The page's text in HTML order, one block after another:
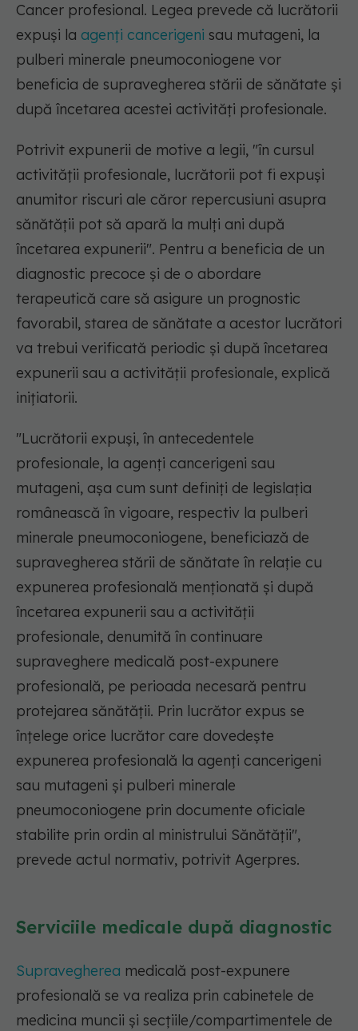
Cancer profesional. Legea prevede că lucrătorii
expuşi la agenţi cancerigeni sau mutageni, la
pulberi minerale pneumoconiogene vor
beneficia de supravegherea stării de sănătate şi
după încetarea acestei activităţi profesionale.
Potrivit expunerii de motive a legii, "în cursul
activităţii profesionale, lucrătorii pot fi expuşi
anumitor riscuri ale căror repercusiuni asupra
sănătăţii pot să apară la mulţi ani după
încetarea expunerii". Pentru a beneficia de un
diagnostic precoce şi de o abordare
terapeutică care să asigure un prognostic
favorabil, starea de sănătate a acestor lucrători
va trebui verificată periodic şi după încetarea
expunerii sau a activităţii profesionale, explică
iniţiatorii.
"Lucrătorii expuşi, în antecedentele
profesionale, la agenţi cancerigeni sau
mutageni, aşa cum sunt definiţi de legislaţia
românească în vigoare, respectiv la pulberi
minerale pneumoconiogene, beneficiază de
supravegherea stării de sănătate în relaţie cu
expunerea profesională menţionată şi după
încetarea expunerii sau a activităţii
profesionale, denumită în continuare
supraveghere medicală post-expunere
profesională, pe perioada necesară pentru
protejarea sănătăţii. Prin lucrător expus se
înţelege orice lucrător care dovedeşte
expunerea profesională la agenţi cancerigeni
sau mutageni şi pulberi minerale
pneumoconiogene prin documente oficiale
stabilite prin ordin al ministrului Sănătăţii",
prevede actul normativ, potrivit Agerpres.
Serviciile medicale după diagnostic
Supravegherea medicală post-expunere
profesională se va realiza prin cabinetele de
medicina muncii şi secţiile/compartimentele de